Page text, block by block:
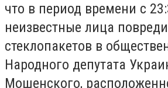
что в период времени с
неизвестные лица
стеклопакетов в
Народного депутата
Мошенского,